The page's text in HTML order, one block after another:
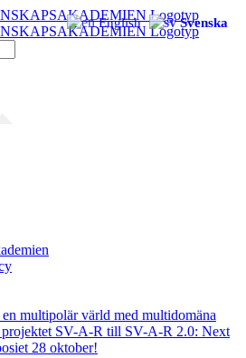
multipolär värld med multidomäna
projektet SV-A-R till SV-A-R 2.0: Next
28 oktober!
English Svenska